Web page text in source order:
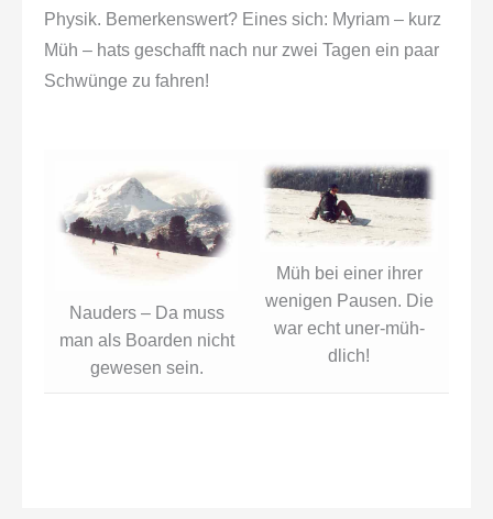
Physik. Bemerkenswert? Eines sich: Myriam – kurz
Müh – hats geschafft nach nur zwei Tagen ein paar
Schwünge zu fahren!
Nauders – Da muss
man als Boarden nicht
gewesen sein.
Müh bei einer ihrer
wenigen Pausen. Die
war echt uner-müh-
dlich!